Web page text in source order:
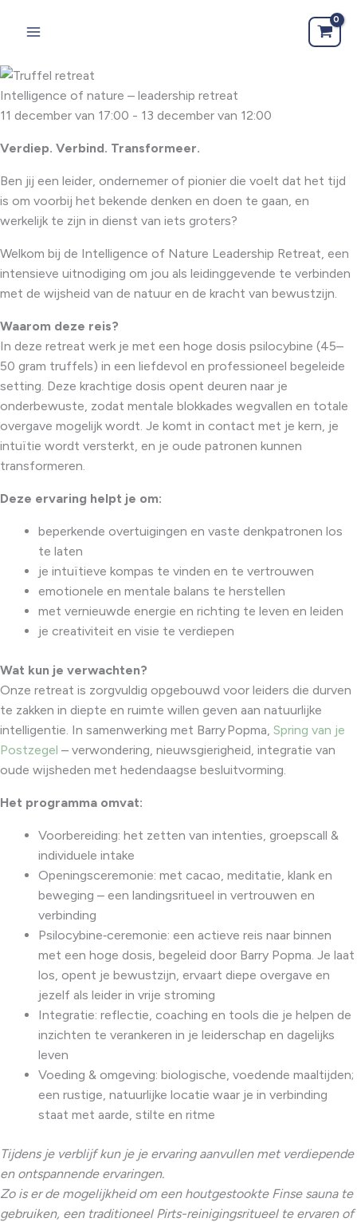
inhoud
Intelligence of nature – leadership retreat
11 december van 17:00 - 13 december van 12:00
Verdiep. Verbind. Transformeer.
Ben jij een leider, ondernemer of pionier die voelt dat het tijd
is om voorbij het bekende denken en doen te gaan, en
werkelijk te zijn in dienst van iets groters?
Welkom bij de Intelligence of Nature Leadership Retreat, een
intensieve uitnodiging om jou als leidinggevende te verbinden
met de wijsheid van de natuur en de kracht van bewustzijn.
Waarom deze reis?
In deze retreat werk je met een hoge dosis psilocybine (45–
50 gram truffels) in een liefdevol en professioneel begeleide
setting. Deze krachtige dosis opent deuren naar je
onderbewuste, zodat mentale blokkades wegvallen en totale
overgave mogelijk wordt. Je komt in contact met je kern, je
intuïtie wordt versterkt, en je oude patronen kunnen
transformeren.
Deze ervaring helpt je om:
beperkende overtuigingen en vaste denkpatronen los
te laten
je intuïtieve kompas te vinden en te vertrouwen
emotionele en mentale balans te herstellen
met vernieuwde energie en richting te leven en leiden
je creativiteit en visie te verdiepen
Wat kun je verwachten?
Onze retreat is zorgvuldig opgebouwd voor leiders die durven
te zakken in diepte en ruimte willen geven aan natuurlijke
intelligentie. In samenwerking met Barry Popma, Spring van je
Postzegel – verwondering, nieuwsgierigheid, integratie van
oude wijsheden met hedendaagse besluitvorming.
Het programma omvat:
Voorbereiding: het zetten van intenties, groepscall &
individuele intake
Openingsceremonie: met cacao, meditatie, klank en
beweging – een landingsritueel in vertrouwen en
verbinding
Psilocybine‑ceremonie: een actieve reis naar binnen
met een hoge dosis, begeleid door Barry Popma. Je laat
los, opent je bewustzijn, ervaart diepe overgave en
jezelf als leider in vrije stroming
Integratie: reflectie, coaching en tools die je helpen de
inzichten te verankeren in je leiderschap en dagelijks
leven
Voeding & omgeving: biologische, voedende maaltijden;
een rustige, natuurlijke locatie waar je in verbinding
staat met aarde, stilte en ritme
Tijdens je verblijf kun je je ervaring aanvullen met verdiepende
en ontspannende ervaringen.
Zo is er de mogelijkheid om een houtgestookte Finse sauna te
gebruiken, een traditioneel Pirts-reinigingsritueel te ervaren of